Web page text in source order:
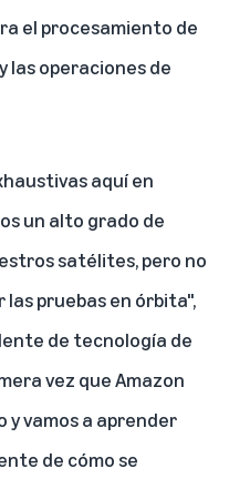
el procesamiento de
las operaciones de
aquí en
un alto grado de
satélites, pero no
pruebas en órbita",
de tecnología de
vez que Amazon
y vamos a aprender
de cómo se